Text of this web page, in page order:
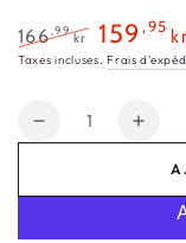
Prix
166,99 kr
Prix
vente
159 ,95 kr
Taxes incluses.Frais
Réduire